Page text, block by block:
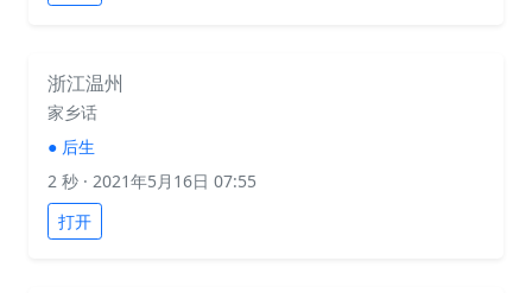
浙江温州
家乡话
● 后生
2 秒 · 2021年5月16日 07:55
打开